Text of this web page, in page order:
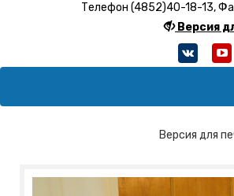
Телефон (4852)40-18-13,
Версия
Версия для